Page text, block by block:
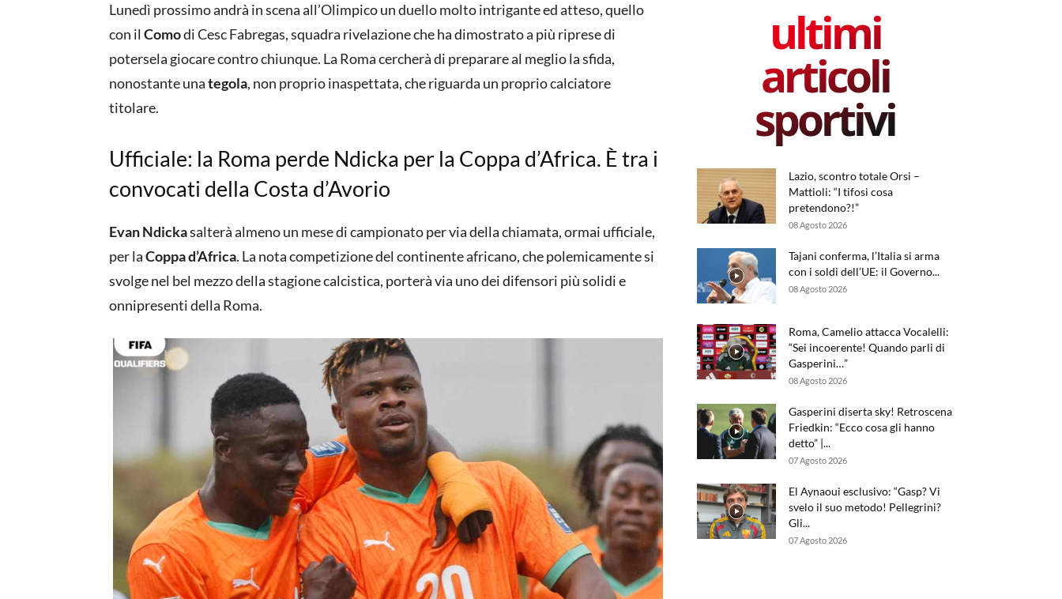
Lunedì prossimo andrà in scena all’Olimpico un duello molto intrigante ed atteso, quello
con il Comodi Cesc Fabregas, squadra rivelazione che ha dimostrato a più riprese di
potersela giocare contro chiunque. La Roma cercherà di preparare al meglio la sfida,
nonostante unategola, non proprio inaspettata, che riguarda un proprio calciatore
titolare.
Ufficiale: la Roma perde Ndicka per la Coppa d’Africa. È tra i
convocati della Costa d’Avorio
Evan Ndickasalterà almeno un mese di campionato per via della chiamata, ormai ufficiale,
per laCoppa d’Africa. La nota competizione del continente africano, che polemicamente si
svolge nel bel mezzo della stagione calcistica, porterà via uno dei difensori più solidi e
onnipresenti della Roma.
ultimi
articoli
sportivi
Lazio, scontro totale Orsi –
Mattioli: “I tifosi cosa
pretendono?!”
08 Agosto 2026
Tajani conferma, l’Italia si arma
con i soldi dell’UE: il Governo...
08 Agosto 2026
Roma, Camelio attacca Vocalelli:
“Sei incoerente! Quando parli di
Gasperini…”
08 Agosto 2026
Gasperini diserta sky! Retroscena
Friedkin: “Ecco cosa gli hanno
detto” |...
07 Agosto 2026
El Aynaoui esclusivo: “Gasp? Vi
svelo il suo metodo! Pellegrini?
Gli...
07 Agosto 2026